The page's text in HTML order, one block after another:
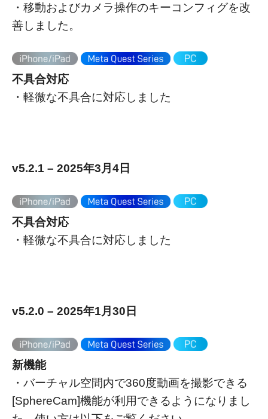
・移動およびカメラ操作のキーコンフィグを改
善しました。
不具合対応
・軽微な不具合に対応しました
v5.2.1 – 2025年3月4日
不具合対応
・軽微な不具合に対応しました
v5.2.0 – 2025年1月30日
新機能
・バーチャル空間内で360度動画を撮影できる
[SphereCam]機能が利用できるようになりまし